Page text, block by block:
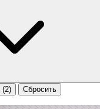
(2) Сбросить